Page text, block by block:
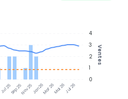
Jul 25Sep 25Nov 25Jan 26Mar 26Mai 26Jul 26
4
3
2
1
0
Ventes